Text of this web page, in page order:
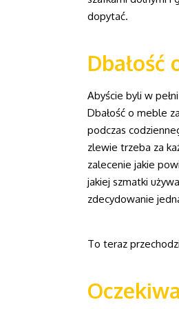
dopytać.
Dbałość
Abyście byli w
Dbałość o meble
podczas
zlewie trzeba za
zalecenie jakie
jakiej szmatki
zdecydowanie
To teraz